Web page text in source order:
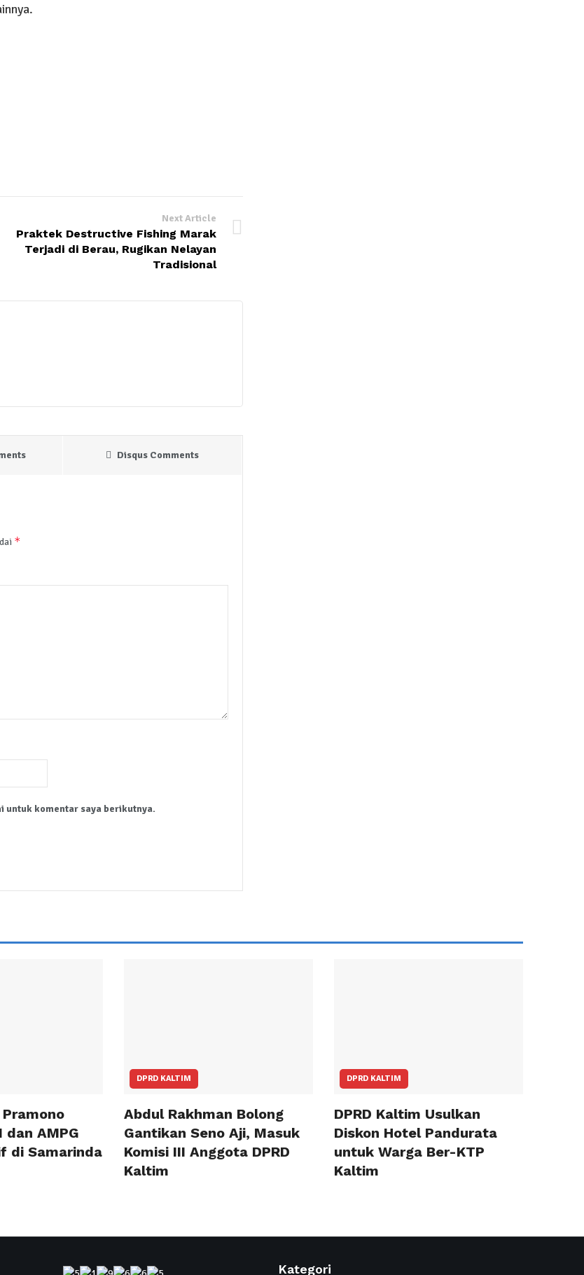
Next Article
Praktek Destructive Fishing Marak
Terjadi di Berau, Rugikan Nelayan
Tradisional
Disqus Comments
*
untuk komentar saya berikutnya.
dan AMPG
di Samarinda
DPRD KALTIM
Abdul Rakhman Bolong
Gantikan Seno Aji, Masuk
Komisi III Anggota DPRD
Kaltim
DPRD KALTIM
DPRD Kaltim Usulkan
Diskon Hotel Pandurata
untuk Warga Ber-KTP
Kaltim
Kategori